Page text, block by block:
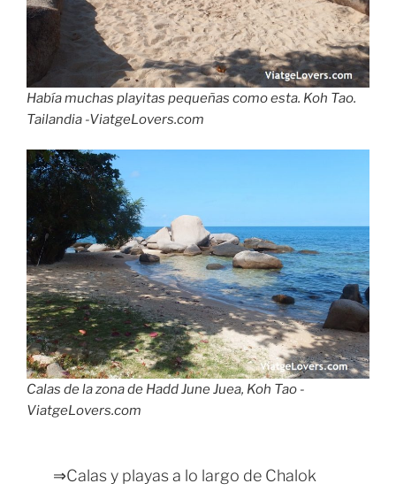
Había muchas playitas pequeñas como esta. Koh Tao.
Tailandia -ViatgeLovers.com
Calas de la zona de Hadd June Juea, Koh Tao -
ViatgeLovers.com
⇒Calas y playas a lo largo de Chalok